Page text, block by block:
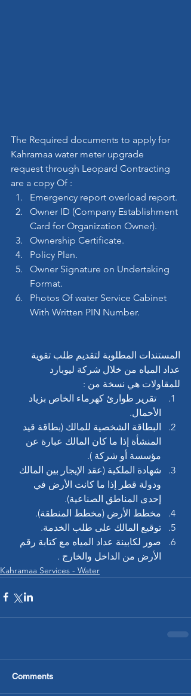
The Required documents to apply for
Kahramaa water meter upgrade
request through Leopard Contracting
are a copy Of :
Emergency report overload report.
Owner ID (Company Establishment
Card for Organization Owner).
Ownership Certificate.
Policy Plan.
Owner Signature on Undertaking
Format.
Photos Of water Service Cabinet
With Written PIN Number.
المستندات المطلوبة لتقديم طلب تقوية
عداد المياه من خلال شركة ليوبارد
للمقاولات هي نسخة من :
  تقرير طوارئ كهرماء الخاص بزياد
الأحمال.
البطاقة الشخصية للمالك (بطاقة قيد
المنشأة إذا ما كان المالك عبارة عن
مؤسسة أو شركة ).
شهادة الملكية (عقد الإيجار بين المالك
ودولة قطر إذا ما كانت الأرض في
إحدى المناطق الصناعية).
مخطط الأرض (مخطط المنطقة).
توقيع المالك على طلب الخدمة.
صور لكابينة عداد المياه مع كتابة رقم
الأرض من الداخل والخارج .
Kahramaa Services - Water
Comments